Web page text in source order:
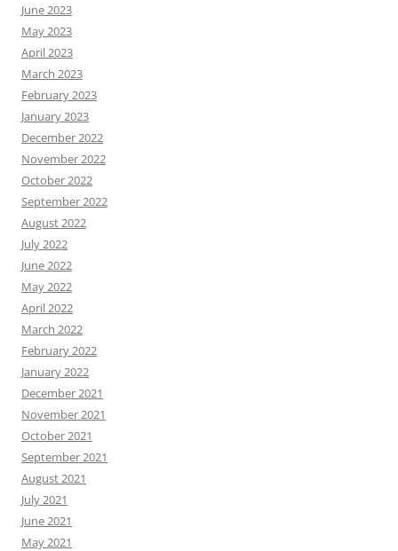
June 2023
May 2023
April 2023
March 2023
February 2023
January 2023
December 2022
November 2022
October 2022
September 2022
August 2022
July 2022
June 2022
May 2022
April 2022
March 2022
February 2022
January 2022
December 2021
November 2021
October 2021
September 2021
August 2021
July 2021
June 2021
May 2021